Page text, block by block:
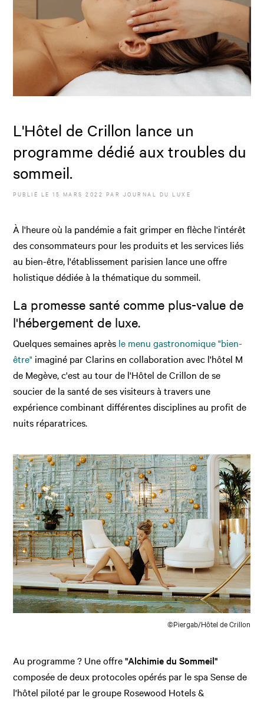
L'Hôtel de Crillon lance un
programme dédié aux troubles du
sommeil.
PUBLIÉ LE15 MARS 2022 PAR JOURNAL DU LUXE
À l'heure où la pandémie a fait grimper en flèche l'intérêt
des consommateurs pour les produits et les services liés
au bien-être, l'établissement parisien lance une offre
holistique dédiée à la thématique du sommeil.
La promesse santé comme plus-value de
l'hébergement de luxe.
Quelques semaines après le menu gastronomique "bien-
être" imaginé par Clarins en collaboration avec l'hôtel M
de Megève, c'est au tour de l'Hôtel de Crillon de se
soucier de la santé de ses visiteurs à travers une
expérience combinant différentes disciplines au profit de
nuits réparatrices.
©Piergab/Hôtel de Crillon
Au programme ? Une offre"Alchimie du Sommeil"
composée de deux protocoles opérés par le spa Sense de
l'hôtel piloté par le groupe Rosewood Hotels &